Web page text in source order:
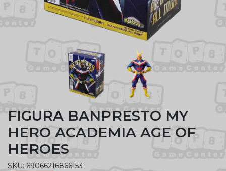
FIGURA BANPRESTO MY
HERO ACADEMIA AGE OF
HEROES
SKU: 69066216866153